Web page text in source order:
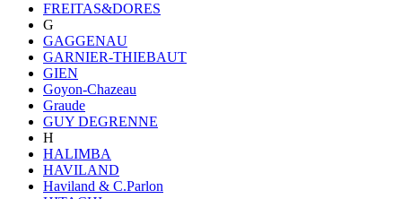
FREITAS&DORES
G
GAGGENAU
GARNIER-THIEBAUT
GIEN
Goyon-Chazeau
Graude
GUY DEGRENNE
H
HALIMBA
HAVILAND
Haviland & C.Parlon